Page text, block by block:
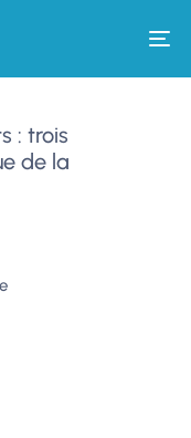
: trois
de la